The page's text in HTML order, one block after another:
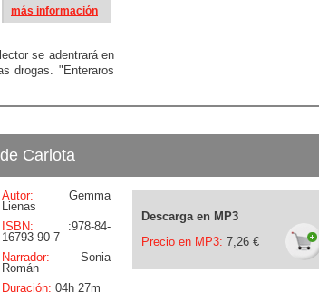
más información
se adentrará en
drogas. "Enteraros
Carlota
Autor: Gemma
Lienas
ISBN: :978-84-
16793-90-7
Narrador: Sonia
Román
Duración: 04h 27m
Descarga en MP3
Precio en MP3: 7,26 €